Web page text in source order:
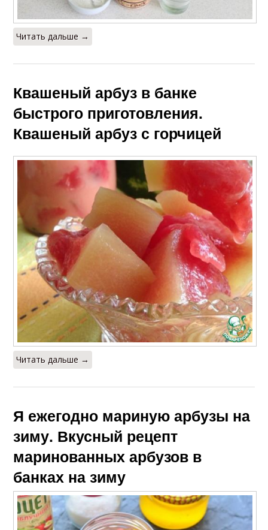
Читать дальше →
Квашеный арбуз в банке
быстрого приготовления.
Квашеный арбуз с горчицей
Читать дальше →
Я ежегодно мариную арбузы на
зиму. Вкусный рецепт
маринованных арбузов в
банках на зиму